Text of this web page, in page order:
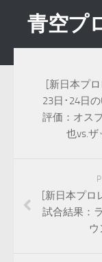
青空プ
[新日本プ
23日･24日
評価：オス
也vs.ザ
[新日本プロ
試合結果：
ウ